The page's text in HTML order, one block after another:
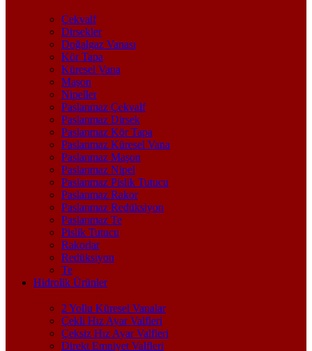
Çekvalf
Dirsekler
Doğalgaz Vanası
Kör Tapa
Küresel Vana
Maşon
Nipeller
Paslanmaz Çekvalf
Paslanmaz Dirsek
Paslanmaz Kör Tapa
Paslanmaz Küresel Vana
Paslanmaz Maşon
Paslanmaz Nipel
Paslanmaz Pislik Tutucu
Paslanmaz Rakor
Paslanmaz Redüksiyon
Paslanmaz Te
Pislik Tutucu
Rakorlar
Redüksiyon
Te
Hidrolik Ürünler
2 Yollu Küresel Vanalar
Çekli Hız Ayar Valfleri
Çeksiz Hız Ayar Valfleri
Direkt Emniyet Valfleri